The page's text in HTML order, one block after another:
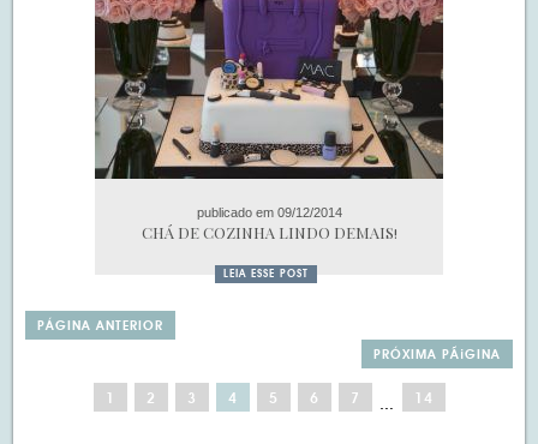
publicado em 09/12/2014
CHÁ DE COZINHA LINDO DEMAIS!
LEIA ESSE POST
PÁGINA ANTERIOR
1 2 3 4 5 6 7 14
PRÓXIMA PÃ¡GINA